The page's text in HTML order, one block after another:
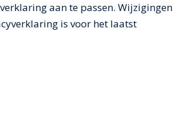
aan te passen. Wijzigingen
is voor het laatst